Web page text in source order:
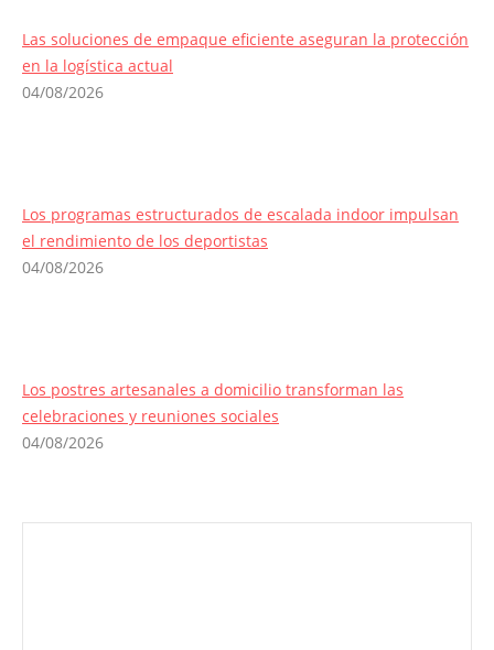
Las soluciones de empaque eficiente aseguran la protección
en la logística actual
04/08/2026
Los programas estructurados de escalada indoor impulsan
el rendimiento de los deportistas
04/08/2026
Los postres artesanales a domicilio transforman las
celebraciones y reuniones sociales
04/08/2026